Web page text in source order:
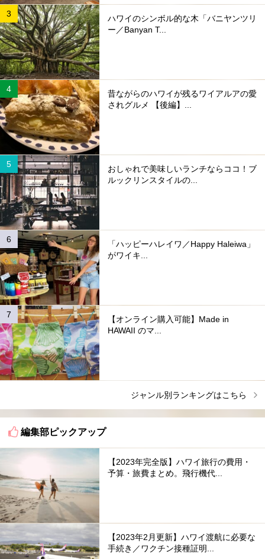
ハワイのシンボル的な木「バニヤンツリ
ー／Banyan T...
昔ながらのハワイが残るワイアルアの愛
されグルメ 【後編】...
おしゃれで美味しいランチならココ！ブ
ルックリンスタイルの...
「ハッピーハレイワ／Happy Haleiwa」
がワイキ...
【オンライン購入可能】Made in
HAWAII のマ...
ジャンル別ランキングはこちら
編集部ピックアップ
【2023年完全版】ハワイ旅行の費用・
予算・旅費まとめ。飛行機代...
【2023年2月更新】ハワイ渡航に必要な
手続き／ワクチン接種証明...